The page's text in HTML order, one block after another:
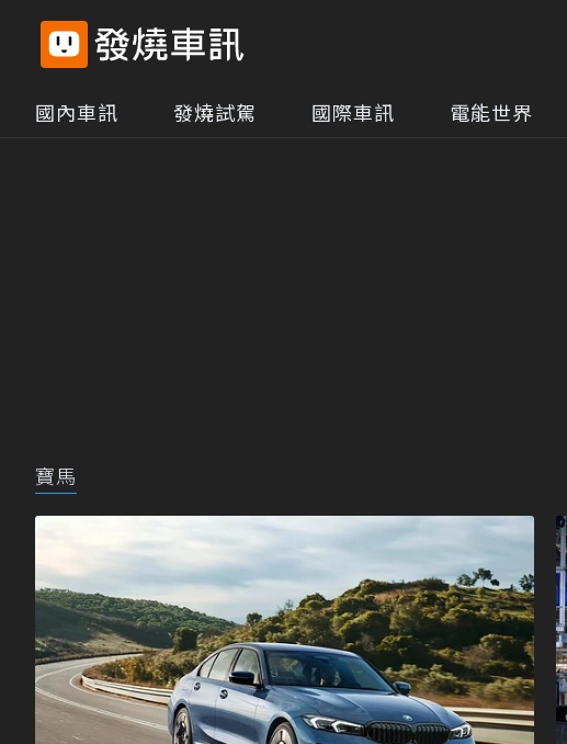
國內車訊 發燒試駕 國際車訊 電能世界
寶馬